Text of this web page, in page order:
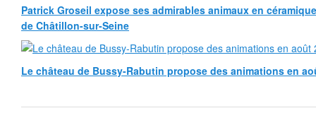
Patrick Groseil expose ses admirables animaux en
de Châtillon-sur-Seine
Le château de Bussy-Rabutin propose des animations en